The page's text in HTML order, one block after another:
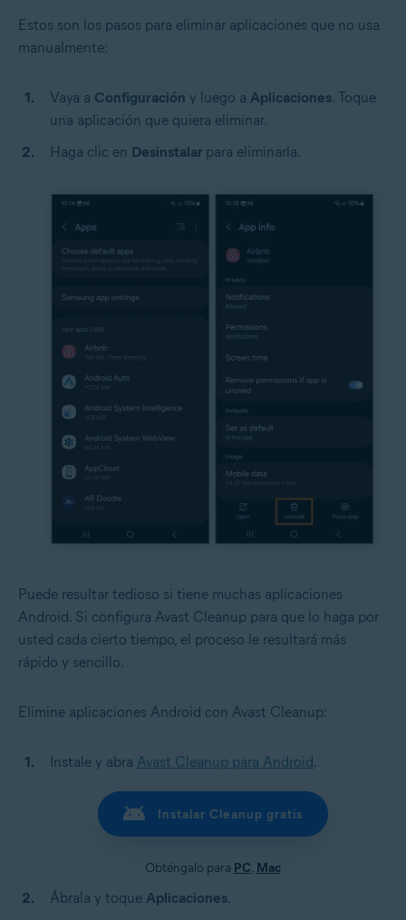
Estos son los pasos para eliminar aplicaciones que no usa
manualmente:
Vaya a Configuración y luego a Aplicaciones. Toque
una aplicación que quiera eliminar.
Haga clic en Desinstalar para eliminarla.
Puede resultar tedioso si tiene muchas aplicaciones
Android. Si configura Avast Cleanup para que lo haga por
usted cada cierto tiempo, el proceso le resultará más
rápido y sencillo.
Elimine aplicaciones Android con Avast Cleanup:
Instale y abra Avast Cleanup para Android.
Instalar Cleanup gratis
Obténgalo para PC, Mac
Ábrala y toque Aplicaciones.